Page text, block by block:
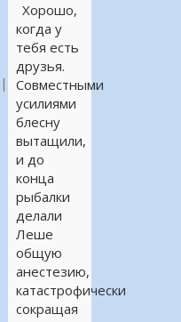
Хорошо,
когда у
тебя есть
друзья.
Совместными
усилиями
блесну
вытащили,
и до
конца
рыбалки
делали
Леше
общую
анестезию,
катастрофически
сокращая
|